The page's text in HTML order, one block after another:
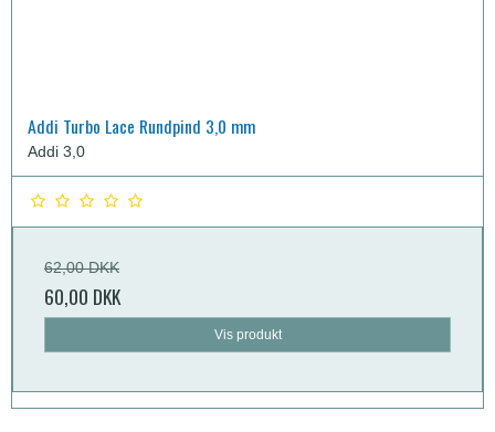
Addi Turbo Lace Rundpind 3,0 mm
Addi 3,0
62,00 DKK
60,00 DKK
Vis produkt